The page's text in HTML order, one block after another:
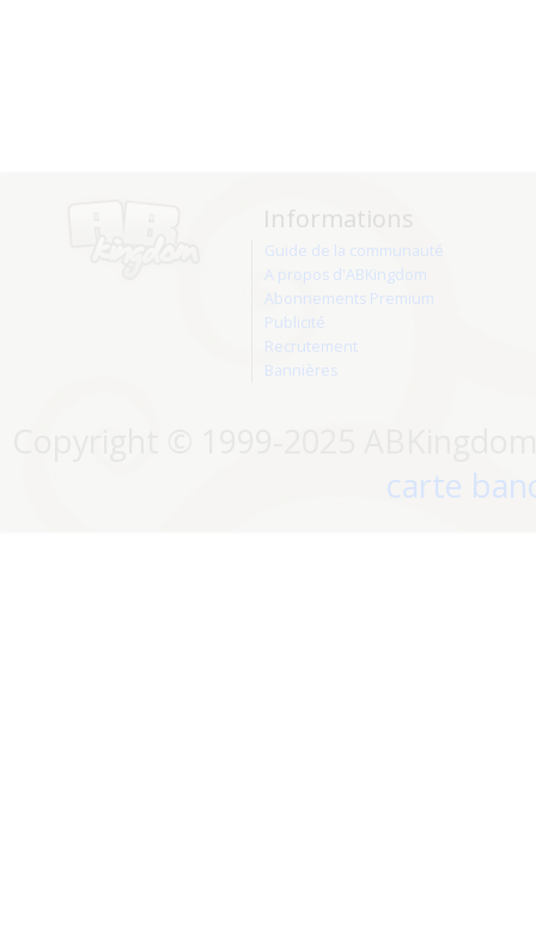
Informations
Guide de la communauté
A propos d'ABKingdom
Abonnements Premium
Publicité
Recrutement
Bannières
carte